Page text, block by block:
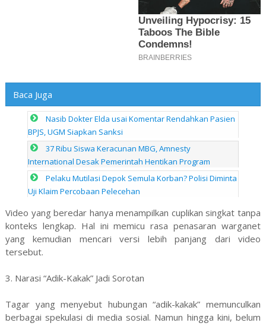
Baca Juga
Nasib Dokter Elda usai Komentar Rendahkan Pasien
BPJS, UGM Siapkan Sanksi
37 Ribu Siswa Keracunan MBG, Amnesty
International Desak Pemerintah Hentikan Program
Pelaku Mutilasi Depok Semula Korban? Polisi Diminta
Uji Klaim Percobaan Pelecehan
Video yang beredar hanya menampilkan cuplikan singkat tanpa
konteks lengkap. Hal ini memicu rasa penasaran warganet
yang kemudian mencari versi lebih panjang dari video
tersebut.
3. Narasi “Adik-Kakak” Jadi Sorotan
Tagar yang menyebut hubungan “adik-kakak” memunculkan
berbagai spekulasi di media sosial. Namun hingga kini, belum